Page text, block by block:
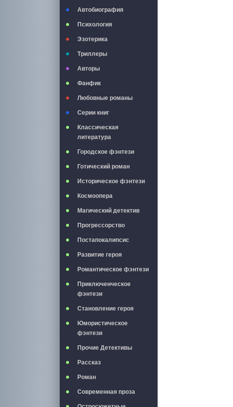
Автобиография
Психология
Эзотерика
Триллеры
Авторы
Фанфик
Любовные романы
Серии книг
Классическая
литература
Городское фэнтези
Готический роман
Историческое фэнтези
Космоопера
Магический детектив
Прогрессорство
Постапокалипсис
Развитие героя
Романтическое фэнтези
Приключенческое
фэнтези
Становление героя
Юмористическое
фэнтези
Прочие Детективы
Рассказ
Роман
Современная проза